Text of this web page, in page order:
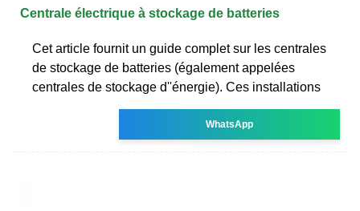
Centrale électrique à stockage de batteries
Cet article fournit un guide complet sur les centrales
de stockage de batteries (également appelées
centrales de stockage d''énergie). Ces installations
WhatsApp